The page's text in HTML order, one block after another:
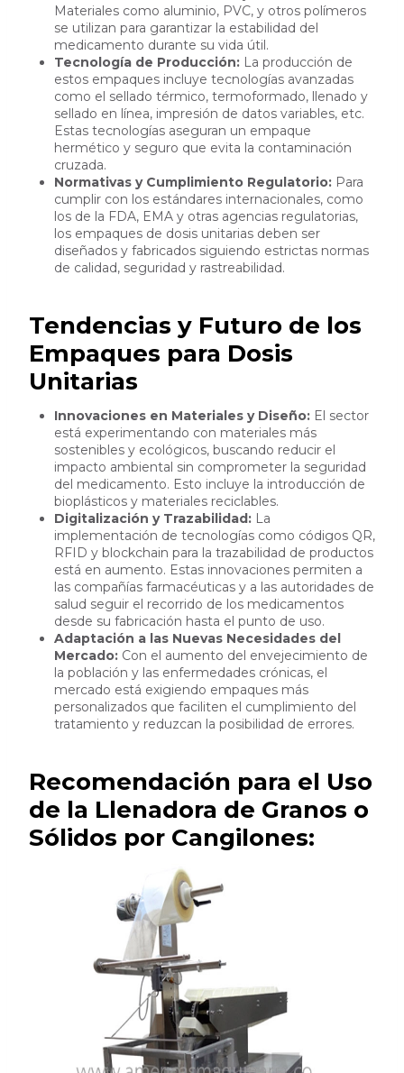
Materiales como aluminio, PVC, y otros polímeros
se utilizan para garantizar la estabilidad del
medicamento durante su vida útil.
Tecnología de Producción: La producción de
estos empaques incluye tecnologías avanzadas
como el sellado térmico, termoformado, llenado y
sellado en línea, impresión de datos variables, etc.
Estas tecnologías aseguran un empaque
hermético y seguro que evita la contaminación
cruzada.
Normativas y Cumplimiento Regulatorio: Para
cumplir con los estándares internacionales, como
los de la FDA, EMA y otras agencias regulatorias,
los empaques de dosis unitarias deben ser
diseñados y fabricados siguiendo estrictas normas
de calidad, seguridad y rastreabilidad.
Tendencias y Futuro de los
Empaques para Dosis
Unitarias
Innovaciones en Materiales y Diseño: El sector
está experimentando con materiales más
sostenibles y ecológicos, buscando reducir el
impacto ambiental sin comprometer la seguridad
del medicamento. Esto incluye la introducción de
bioplásticos y materiales reciclables.
Digitalización y Trazabilidad: La
implementación de tecnologías como códigos QR,
RFID y blockchain para la trazabilidad de productos
está en aumento. Estas innovaciones permiten a
las compañías farmacéuticas y a las autoridades de
salud seguir el recorrido de los medicamentos
desde su fabricación hasta el punto de uso.
Adaptación a las Nuevas Necesidades del
Mercado: Con el aumento del envejecimiento de
la población y las enfermedades crónicas, el
mercado está exigiendo empaques más
personalizados que faciliten el cumplimiento del
tratamiento y reduzcan la posibilidad de errores.
Recomendación para el Uso
de la Llenadora de Granos o
Sólidos por Cangilones: